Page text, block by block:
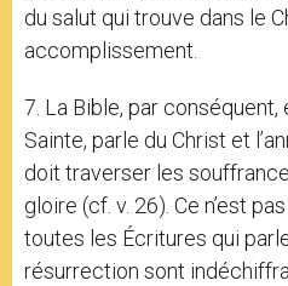
du salut qui trouve dans le
accomplissement.
7. La Bible, par conséquent,
Sainte, parle du Christ et
doit traverser les
gloire (cf. v. 26). Ce n’est
toutes les Écritures qui
résurrection sont